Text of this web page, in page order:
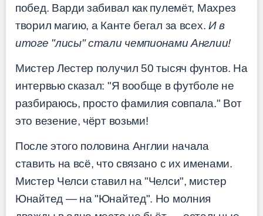
побед. Варди забивал как пулемёт, Махрез
творил магию, а Канте бегал за всех. И в
итоге "лисы" стали чемпионами Англии!
Мистер Лестер получил 50 тысяч фунтов. На
интервью сказал: "Я вообще в футболе не
разбираюсь, просто фамилия совпала." Вот
это везение, чёрт возьми!
После этого половина Англии начала
ставить на всё, что связано с их именами.
Мистер Челси ставил на "Челси", мистер
Юнайтед — на "Юнайтед". Но молния